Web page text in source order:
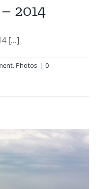
2014
[...]
, Photos | 0